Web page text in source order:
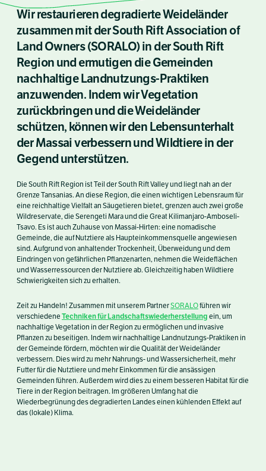
Wir restaurieren degradierte Weideländer
zusammen mit der South Rift Association of
Land Owners (SORALO) in der South Rift
Region und ermutigen die Gemeinden
nachhaltige Landnutzungs-Praktiken
anzuwenden. Indem wir Vegetation
zurückbringen und die Weideländer
schützen, können wir den Lebensunterhalt
der Massai verbessern und Wildtiere in der
Gegend unterstützen.
Die South Rift Region ist Teil der South Rift Valley und liegt nah an der
Grenze Tansanias. An diese Region, die einen wichtigen Lebensraum für
eine reichhaltige Vielfalt an Säugetieren bietet, grenzen auch zwei große
Wildreservate, die Serengeti Mara und die Great Kilimanjaro-Amboseli-
Tsavo. Es ist auch Zuhause von Massai-Hirten: eine nomadische
Gemeinde, die auf Nutztiere als Haupteinkommensquelle angewiesen
sind. Aufgrund von anhaltender Trockenheit, Überweidung und dem
Eindringen von gefährlichen Pflanzenarten, nehmen die Weideflächen
und Wasserressourcen der Nutztiere ab. Gleichzeitig haben Wildtiere
Schwierigkeiten sich zu erhalten.
Zeit zu Handeln! Zusammen mit unserem PartnerSORALOführen wir
verschiedene Techniken für Landschaftswiederherstellung ein, um
nachhaltige Vegetation in der Region zu ermöglichen und invasive
Pflanzen zu beseitigen. Indem wir nachhaltige Landnutzungs-Praktiken in
der Gemeinde fördern, möchten wir die Qualität der Weideländer
verbessern. Dies wird zu mehr Nahrungs- und Wassersicherheit, mehr
Futter für die Nutztiere und mehr Einkommen für die ansässigen
Gemeinden führen. Außerdem wird dies zu einem besseren Habitat für die
Tiere in der Region beitragen. Im größeren Umfang hat die
Wiederbegrünung des degradierten Landes einen kühlenden Effekt auf
das (lokale) Klima.